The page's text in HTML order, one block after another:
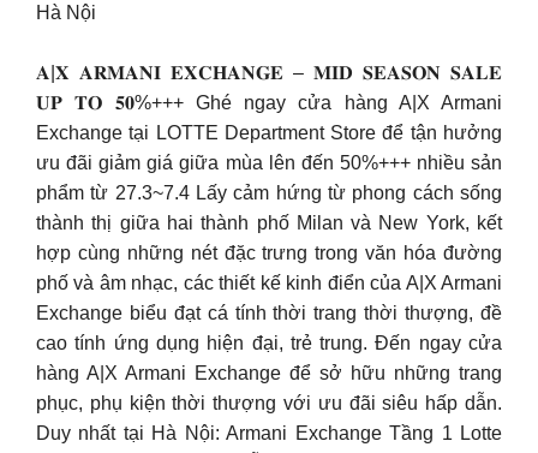
Hà Nội
𝐀|𝐗 𝐀𝐑𝐌𝐀𝐍𝐈 𝐄𝐗𝐂𝐇𝐀𝐍𝐆𝐄 – 𝐌𝐈𝐃 𝐒𝐄𝐀𝐒𝐎𝐍 𝐒𝐀𝐋𝐄
𝐔𝐏 𝐓𝐎 𝟓𝟎%+++ Ghé ngay cửa hàng A|X Armani
Exchange tại LOTTE Department Store để tận hưởng
ưu đãi giảm giá giữa mùa lên đến 50%+++ nhiều sản
phẩm từ 27.3~7.4 Lấy cảm hứng từ phong cách sống
thành thị giữa hai thành phố Milan và New York, kết
hợp cùng những nét đặc trưng trong văn hóa đường
phố và âm nhạc, các thiết kế kinh điển của A|X Armani
Exchange biểu đạt cá tính thời trang thời thượng, đề
cao tính ứng dụng hiện đại, trẻ trung. Đến ngay cửa
hàng A|X Armani Exchange để sở hữu những trang
phục, phụ kiện thời thượng với ưu đãi siêu hấp dẫn.
Duy nhất tại Hà Nội: Armani Exchange Tầng 1 Lotte